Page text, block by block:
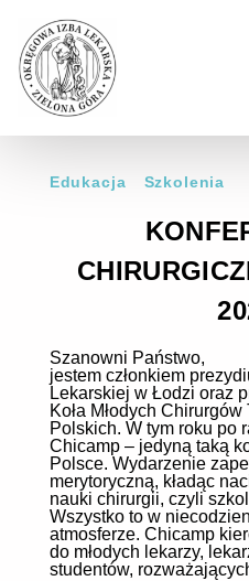
Edukacja Szkolenia
Szanowni Państwo,
jestem członkiem
Lekarskiej w Łodzi oraz
Koła Młodych
Polskich. W tym roku po
Chicamp – jedyną taką
Polsce. Wydarzenie
merytoryczną, kładąc
nauki chirurgii, czyli
Wszystko to w
atmosferze. Chicamp
do młodych lekarzy,
studentów,